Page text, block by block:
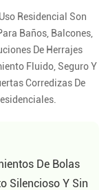
Residencial Son
Baños, Balcones,
De Herrajes
Fluido, Seguro Y
Corredizas De
De Bolas
Silencioso Y Sin